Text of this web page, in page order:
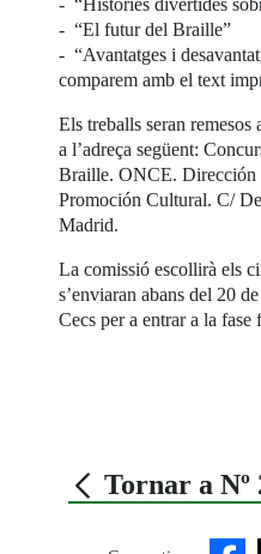
- “Històries divertides
- “El futur del Braille”
- “Avantatges i
comparem amb el text
Els treballs seran
a l’adreça següent:
Braille. ONCE. Dirección
Promoción Cultural. C/
Madrid.
La comissió escollirà els
s’enviaran abans del 20
Cecs per a entrar a la
Tornar a Nº